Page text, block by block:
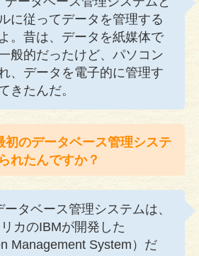
に従ってデータを管理する
。昔は、データを紙媒体で
般的だったけど、パソコン
、データを電子的に管理す
きたんだ。
初のデータベース管理システ
れたんですか？
タベース管理システムは、
カのIBMが開発した
Management System）だ